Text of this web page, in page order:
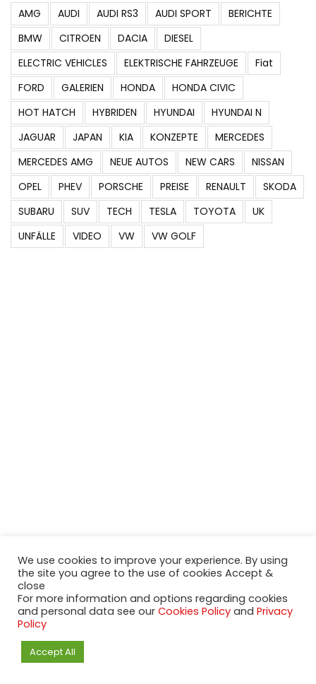
AMG AUDI AUDI RS3 AUDI SPORT
BERICHTE
BMW
CITROEN DACIA
DIESEL
ELECTRIC VEHICLES
ELEKTRISCHE FAHRZEUGE
Fiat
FORD
GALERIEN HONDA
HONDA CIVIC
HOT HATCH
HYBRIDEN HYUNDAI
HYUNDAI N
JAGUAR
JAPAN KIA KONZEPTE
MERCEDES
MERCEDES AMG
NEUE AUTOS NEW CARS
NISSAN
OPEL
PHEV PORSCHE PREISE RENAULT
SKODA
SUBARU
SUV TECH TESLA TOYOTA
UK
UNFÄLLE
VIDEO VW VW GOLF
2020-2023 NeueModelleAutos.de. KaripNetwork - All rights
We use cookies to improve your experience. By using
the site you agree to the use of cookies Accept &
close
For more information and options regarding cookies
and personal data see our Cookies Policy and Privacy
Policy
Accept All